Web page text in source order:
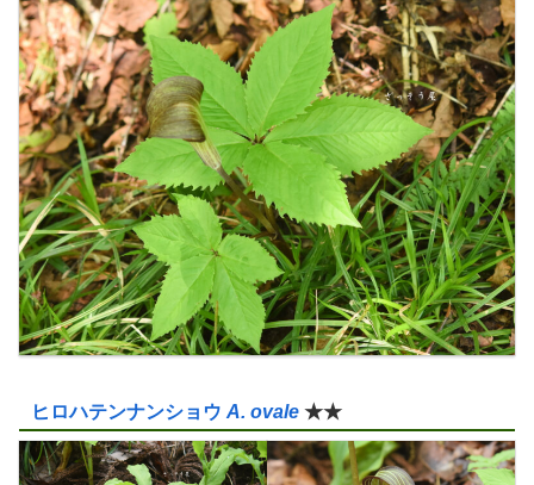
ヒロハテンナンショウ A. ovale ★★